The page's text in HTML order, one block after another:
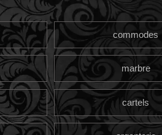
commodes
marbre
cartels